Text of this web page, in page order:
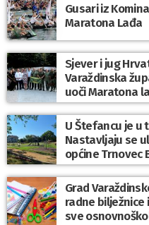
Gusari iz
Maratona Lađa
Sjever i jug
Varaždinska
uoči Maratona
U Štefancu je u
Nastavljaju se
općine Trnovec
Grad
radne
sve